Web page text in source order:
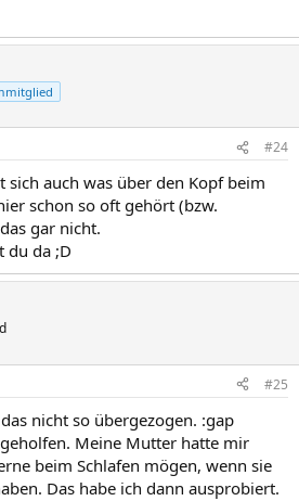
#24
sich auch was über den Kopf beim
schon so oft gehört (bzw.
gar nicht.
du da ;D
#25
nicht so übergezogen. :gap
Meine Mutter hatte mir
beim Schlafen mögen, wenn sie
Das habe ich dann ausprobiert.